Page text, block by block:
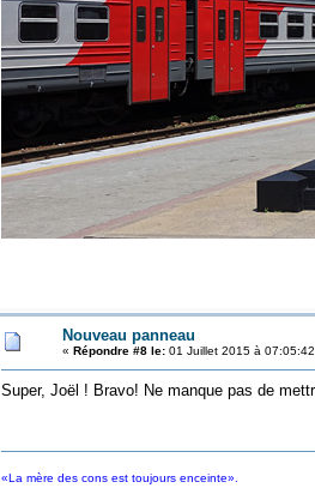
Nouveau panneau
« Répondre #8 le:01 Juillet 2015 à
Super, Joël ! Bravo! Ne manque pas de
«La mère des cons est toujours enceinte».